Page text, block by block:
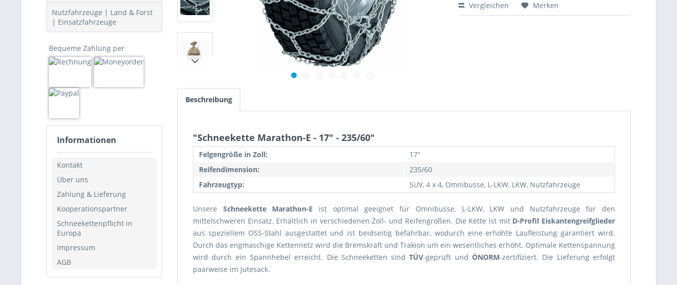
Nutzfahrzeuge | Land & Forst
| Einsatzfahrzeuge
Bequeme Zahlung per
Informationen
Kontakt
Über uns
Zahlung & Lieferung
Kooperationspartner
Schneekettenpflicht in
Europa
Impressum
AGB
Vergleichen Merken
Beschreibung
"Schneekette Marathon-E - 17" - 235/60"
Felgengröße in Zoll:
17"
Reifendimension:
235/60
Fahrzeugtyp:
SUV, 4 x 4, Omnibusse, L-LKW, LKW, Nutzfahrzeuge
Unsere Schneekette Marathon-E ist optimal geeignet für Omnibusse, L-LKW, LKW und Nutzfahrzeuge für den
mittelschweren Einsatz. Erhältlich in verschiedenen Zoll- und Reifengrößen. Die Kette ist mit D-Profil Eiskantengreifglieder
aus speziellem OSS-Stahl ausgestattet und ist beidseitig befahrbar, wodurch eine erhöhte Laufleistung garantiert wird.
Durch das engmaschige Kettennetz wird die Bremskraft und Trakion um ein wesentliches erhöht. Optimale Kettenspannung
wird durch ein Spannhebel erreicht. Die Schneeketten sindTÜV-geprüft undÖNORM-zertifiziert. Die Lieferung erfolgt
paarweise im Jutesack.